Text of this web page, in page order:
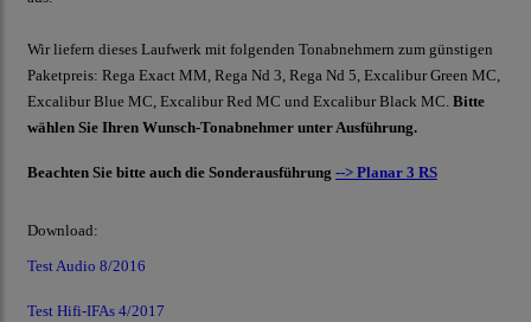
Wir liefern dieses Laufwerk mit folgenden Tonabnehmern zum günstigen
Paketpreis: Rega Exact MM, Rega Nd 3, Rega Nd 5, Excalibur Green MC,
Excalibur Blue MC, Excalibur Red MC und Excalibur Black MC. Bitte
wählen Sie Ihren Wunsch-Tonabnehmer unter Ausführung.
Beachten Sie bitte auch die Sonderausführung --> Planar 3 RS
Download:
Test Audio 8/2016
Test Hifi-IFAs 4/2017